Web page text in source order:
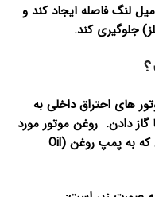
لنگ فاصله ایجاد کند و
جلوگیری کند.
های احتراق داخلی به
گاز دادن. روغن موتور مورد
استفاده، یا کمبود فشار روغن در یاتاقان که به پمپ روغن (Oil